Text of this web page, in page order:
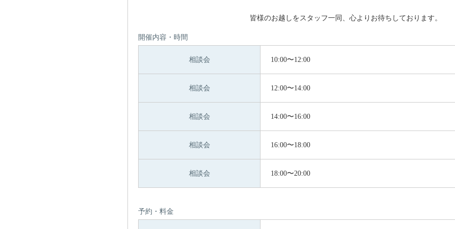
皆様のお越しをスタッフ一同、心よりお待ちしております。
開催内容・時間
相談会 10:00〜12:00
相談会 12:00〜14:00
相談会 14:00〜16:00
相談会 16:00〜18:00
相談会 18:00〜20:00
予約・料金